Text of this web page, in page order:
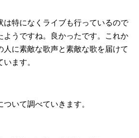
は特になくライブも行っているので
ようですね。良かったです。これか
人に素敵な歌声と素敵な歌を届けて
ます。
いて調べていきます。